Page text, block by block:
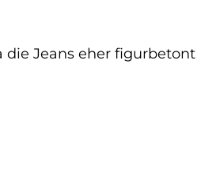
die Jeans eher figurbetont